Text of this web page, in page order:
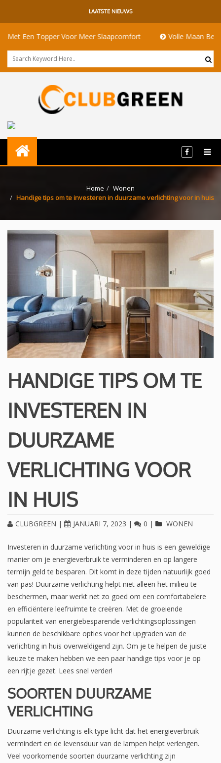
LAATSTE NIEUWS
Topper Voor Meer Slaapcomfort Volle Maan Betekenis:
Home
Wonen
Handige tips om te investeren in duurzame verlichting voor in huis
HANDIGE TIPS OM TE
INVESTEREN IN
DUURZAME
VERLICHTING VOOR
IN HUIS
CLUBGREEN | JANUARI 7, 2023 | 0 | WONEN
Investeren in duurzame verlichting voor in huis is een geweldige
manier om je energieverbruik te verminderen en op langere
termijn geld te besparen. Dit komt in deze tijden natuurlijk goed
van pas! Duurzame verlichting helpt niet alleen het milieu te
beschermen, maar werkt net zo goed om een comfortabelere
en efficiëntere leefruimte te creëren. Met de groeiende
populariteit van energiebesparende verlichtingsoplossingen
kunnen de beschikbare opties voor het upgraden van de
verlichting in huis overweldigend zijn. Om je te helpen de juiste
keuze te maken hebben we een paar handige tips voor je op
een rijtje gezet. Lees snel verder!
SOORTEN DUURZAME
VERLICHTING
Duurzame verlichting is elk type licht dat het energieverbruik
vermindert en de levensduur van de lampen helpt verlengen.
Veel voorkomende soorten duurzame verlichting zijn